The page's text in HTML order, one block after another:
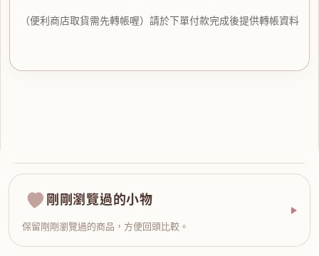
（便利商店取貨需先轉帳喔）請於下單付款完成後提供轉帳資料
剛剛瀏覽過的小物
保留剛剛瀏覽過的商品，方便回頭比較。